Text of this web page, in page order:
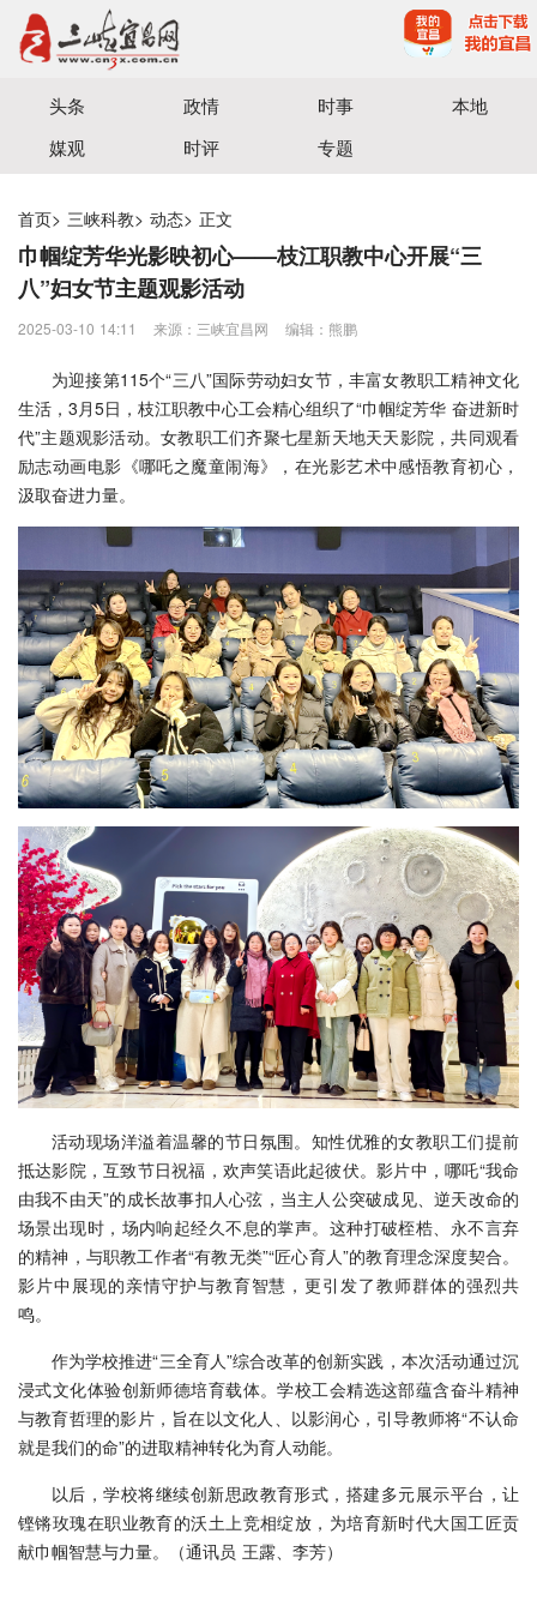
宜昌三峡融媒体中心主办
头条 政情 时事
本地
媒观
时评 专题
首页> 三峡科教> 动态> 正文
巾帼绽芳华光影映初心——枝江职教中心开展“三
八”妇女节主题观影活动
2025-03-10 14:11 来源：三峡宜昌网 编辑：熊鹏
为迎接第115个“三八”国际劳动妇女节，丰富女教职工精神文化
生活，3月5日，枝江职教中心工会精心组织了“巾帼绽芳华 奋进新时
代”主题观影活动。女教职工们齐聚七星新天地天天影院，共同观看
励志动画电影《哪吒之魔童闹海》，在光影艺术中感悟教育初心，
汲取奋进力量。
活动现场洋溢着温馨的节日氛围。知性优雅的女教职工们提前
抵达影院，互致节日祝福，欢声笑语此起彼伏。影片中，哪吒“我命
由我不由天”的成长故事扣人心弦，当主人公突破成见、逆天改命的
场景出现时，场内响起经久不息的掌声。这种打破桎梏、永不言弃
的精神，与职教工作者“有教无类”“匠心育人”的教育理念深度契合。
影片中展现的亲情守护与教育智慧，更引发了教师群体的强烈共
鸣。
作为学校推进“三全育人”综合改革的创新实践，本次活动通过沉
浸式文化体验创新师德培育载体。学校工会精选这部蕴含奋斗精神
与教育哲理的影片，旨在以文化人、以影润心，引导教师将“不认命
就是我们的命”的进取精神转化为育人动能。
以后，学校将继续创新思政教育形式，搭建多元展示平台，让
铿锵玫瑰在职业教育的沃土上竞相绽放，为培育新时代大国工匠贡
献巾帼智慧与力量。（通讯员 王露、李芳）